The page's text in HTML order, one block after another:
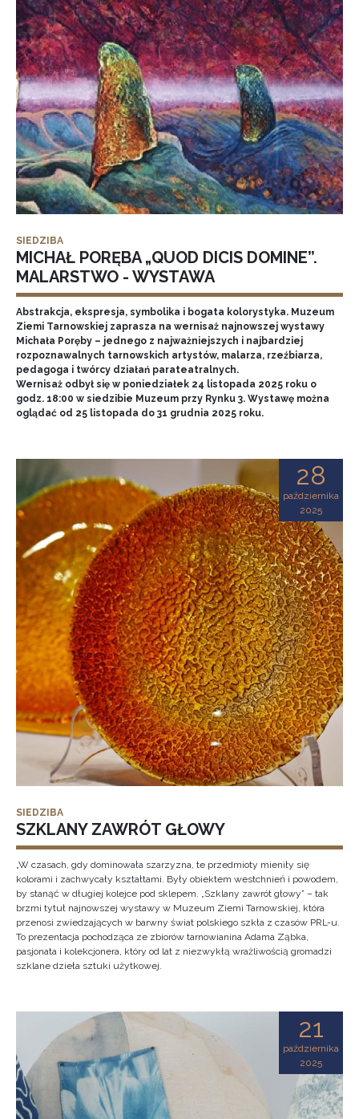
SIEDZIBA
MICHAŁ PORĘBA „QUOD DICIS DOMINE”.
MALARSTWO - WYSTAWA
Abstrakcja, ekspresja, symbolika i bogata kolorystyka. Muzeum
Ziemi Tarnowskiej zaprasza na wernisaż najnowszej wystawy
Michała Poręby – jednego z najważniejszych i najbardziej
rozpoznawalnych tarnowskich artystów, malarza, rzeźbiarza,
pedagoga i twórcy działań parateatralnych.
Wernisaż odbył się w poniedziałek 24 listopada 2025 roku o
godz. 18:00 w siedzibie Muzeum przy Rynku 3. Wystawę można
oglądać od 25 listopada do 31 grudnia 2025 roku.
28
października
2025
SIEDZIBA
SZKLANY ZAWRÓT GŁOWY
„W czasach, gdy dominowała szarzyzna, te przedmioty mieniły się
kolorami i zachwycały kształtami. Były obiektem westchnień i powodem,
by stanąć w długiej kolejce pod sklepem. „Szklany zawrót głowy” – tak
brzmi tytuł najnowszej wystawy w Muzeum Ziemi Tarnowskiej, która
przenosi zwiedzających w barwny świat polskiego szkła z czasów PRL-u.
To prezentacja pochodząca ze zbiorów tarnowianina Adama Ząbka,
pasjonata i kolekcjonera, który od lat z niezwykłą wrażliwością gromadzi
szklane dzieła sztuki użytkowej.
21
października
2025